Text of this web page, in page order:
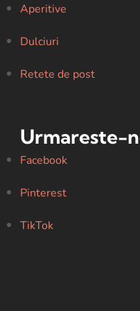
Aperitive
Dulciuri
Retete de post
Urmareste-
Facebook
Pinterest
TikTok